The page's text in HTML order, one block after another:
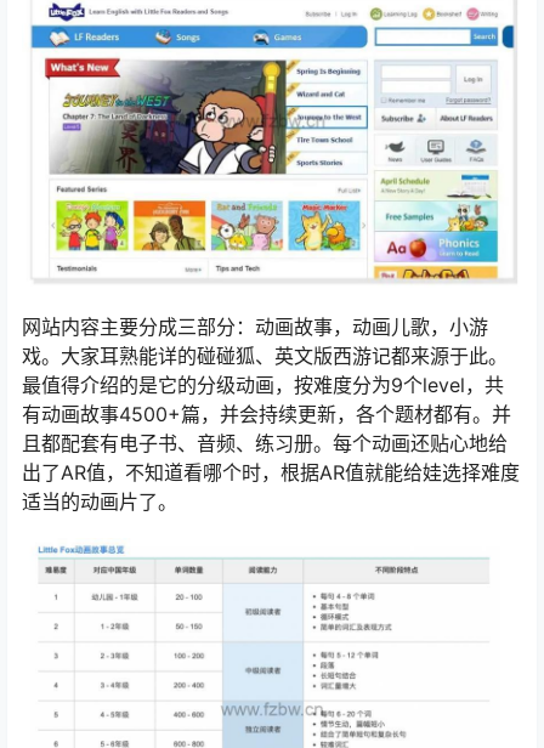
网站内容主要分成三部分：动画故事，动画儿歌，小游
戏。大家耳熟能详的碰碰狐、英文版西游记都来源于此。
最值得介绍的是它的分级动画，按难度分为9个level，共
有动画故事4500+篇，并会持续更新，各个题材都有。并
且都配套有电子书、音频、练习册。每个动画还贴心地给
出了AR值，不知道看哪个时，根据AR值就能给娃选择难度
适当的动画片了。